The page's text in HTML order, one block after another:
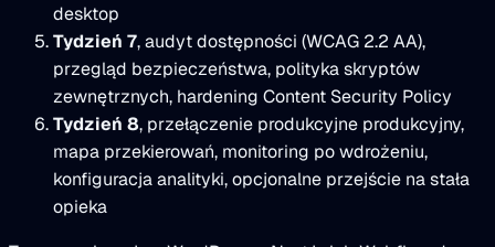
desktop
Tydzień 7, audyt dostępności (WCAG 2.2 AA),
przegląd bezpieczeństwa, polityka skryptów
zewnętrznych, hardening Content Security Policy
Tydzień 8, przełączenie produkcyjne produkcyjny,
mapa przekierowań, monitoring po wdrożeniu,
konfiguracja analityki, opcjonalne przejście na stała
opieka